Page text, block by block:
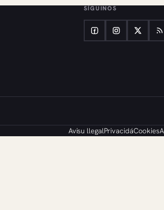
SÍGUINOS
Avisu llegalPrivacidáCookies